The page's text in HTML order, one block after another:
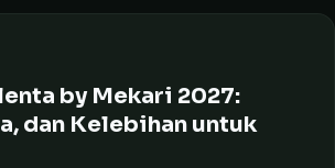
by Mekari 2027:
dan Kelebihan untuk